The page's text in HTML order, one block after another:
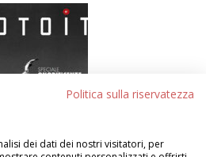
Politica sulla riservatezza
dei dati dei nostri visitatori, per